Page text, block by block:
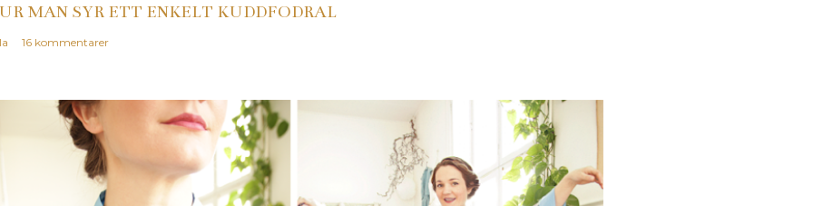
MAN SYR ETT ENKELT KUDDFODRAL
16 kommentarer